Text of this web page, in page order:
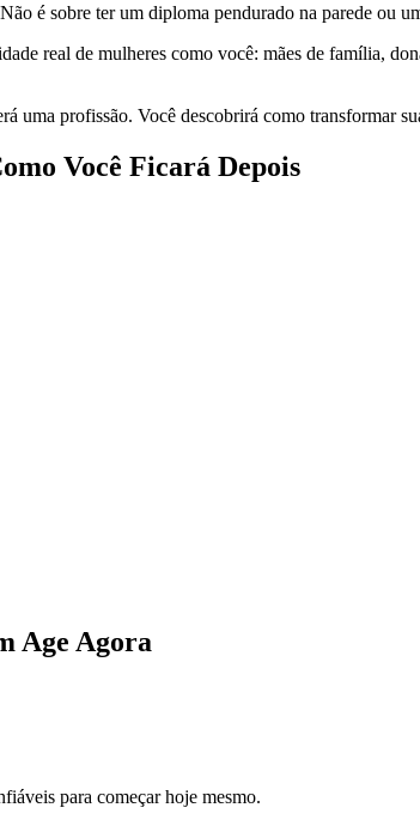
é sobre ter um diploma pendurado na parede
real de mulheres como você: mães de família,
uma profissão. Você descobrirá como transformar
Você Ficará Depois
Age Agora
para começar hoje mesmo.